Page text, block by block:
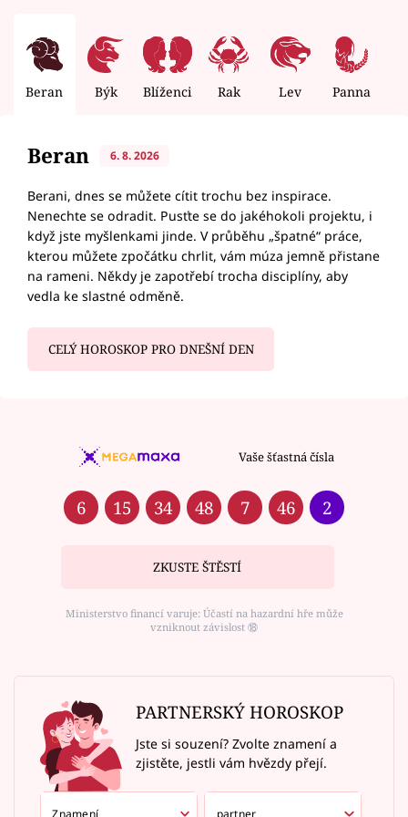
Beran Býk Blíženci Rak Lev Panna
Beran 6. 8. 2026
Berani, dnes se můžete cítit trochu bez inspirace.
Nenechte se odradit. Pusťte se do jakéhokoli projektu, i
když jste myšlenkami jinde. V průběhu „špatné“ práce,
kterou můžete zpočátku chrlit, vám múza jemně přistane
na rameni. Někdy je zapotřebí trocha disciplíny, aby
vedla ke slastné odměně.
CELÝ HOROSKOP PRO DNEŠNÍ DEN
Vaše šťastná čísla
6 15 34 48 7 46 2
ZKUSTE ŠTĚSTÍ
Ministerstvo financí varuje: Účastí na hazardní hře může
vzniknout závislost ⑱
PARTNERSKÝ HOROSKOP
Jste si souzení? Zvolte znamení a
zjistěte, jestli vám hvězdy přejí.